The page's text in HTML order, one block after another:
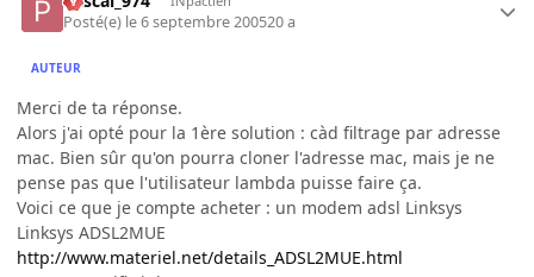
Posté(e) le 6 septembre 200520 a
AUTEUR
Merci de ta réponse.
Alors j'ai opté pour la 1ère solution : càd filtrage par adresse
mac. Bien sûr qu'on pourra cloner l'adresse mac, mais je ne
pense pas que l'utilisateur lambda puisse faire ça.
Voici ce que je compte acheter : un modem adsl Linksys
Linksys ADSL2MUE
http://www.materiel.net/details_ADSL2MUE.html